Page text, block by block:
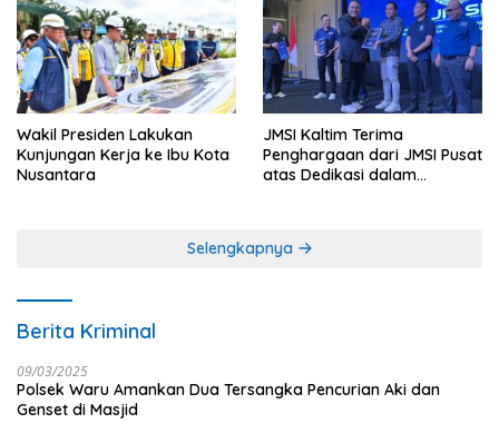
Wakil Presiden Lakukan
Kunjungan Kerja ke Ibu Kota
Nusantara
JMSI Kaltim Terima
Penghargaan dari JMSI Pusat
atas Dedikasi dalam
Selengkapnya
Berita Kriminal
09/03/2025
Polsek Waru Amankan Dua Tersangka Pencurian Aki dan
Genset di Masjid